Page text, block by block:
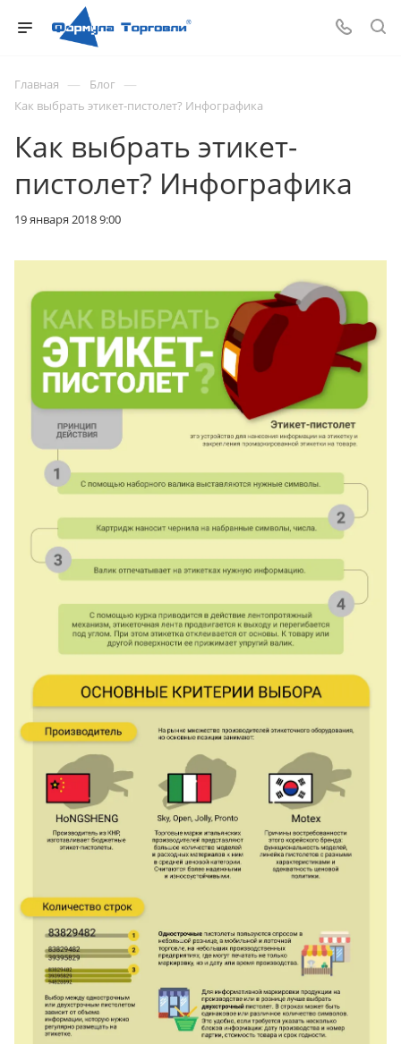
Главная — Блог —
Как выбрать этикет-пистолет? Инфографика
Как выбрать этикет-
пистолет? Инфографика
19 января 2018 9:00